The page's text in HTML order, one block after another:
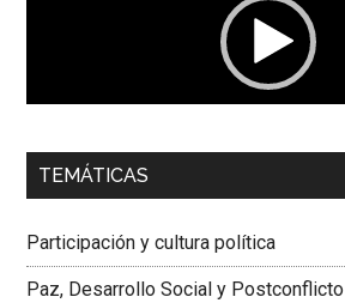
00:00
Colombiana
TEMÁTICAS
Participación y cultura política
Paz, Desarrollo Social y Postconflicto